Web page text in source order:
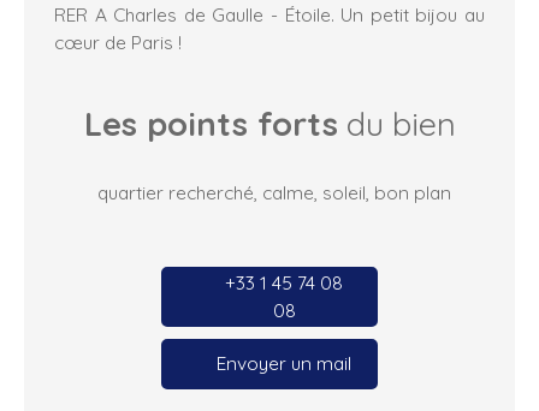
RER A Charles de Gaulle - Étoile. Un petit bijou au
cœur de Paris !
Les points forts du bien
quartier recherché, calme, soleil, bon plan
+33 1 45 74 08
08
Envoyer un mail